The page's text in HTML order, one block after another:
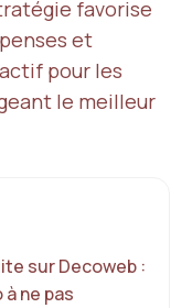
favorise
et
pour les
le meilleur
sur Decoweb :
ne pas